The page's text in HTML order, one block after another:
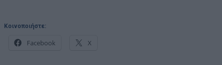
Κοινοποιήστε:
Facebook X